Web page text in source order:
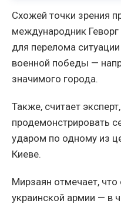
Схожей точки зрения
международник
для перелома
военной победы —
значимого города.
Также, считает
продемонстрировать
ударом по одному из
Киеве.
Мирзаян отмечает,
украинской армии — в